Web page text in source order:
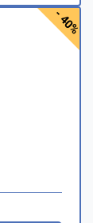
- 40%